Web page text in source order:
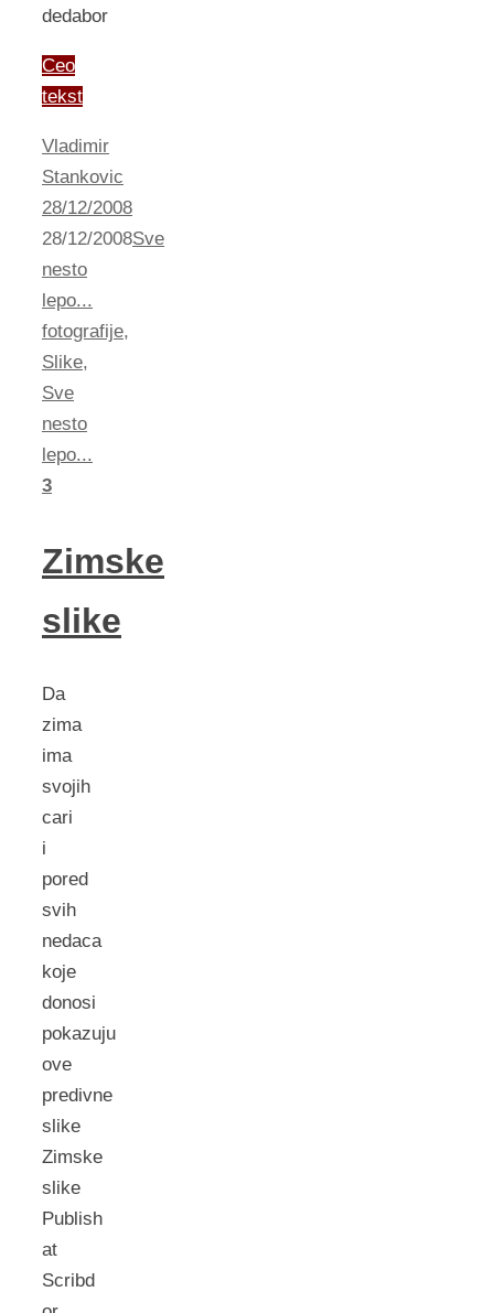
dedabor
Ceo
tekst
Vladimir
Stankovic
28/12/2008
28/12/2008Sve
nesto
lepo...
fotografije,
Slike,
Sve
nesto
lepo...
3
Zimske
slike
Da
zima
ima
svojih
cari
i
pored
svih
nedaca
koje
donosi
pokazuju
ove
predivne
slike
Zimske
slike
Publish
at
Scribd